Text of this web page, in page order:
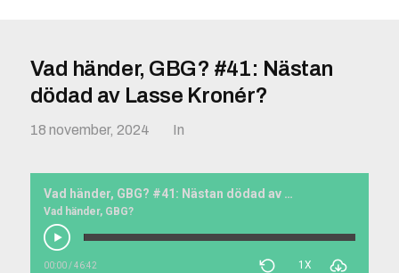
Vad händer, GBG? #41: Nästan
dödad av Lasse Kronér?
18 november, 2024 In
Vad händer, GBG? #41: Nästan dödad av Lasse Kronér?
Vad händer, GBG?
00:00/46:42 1X